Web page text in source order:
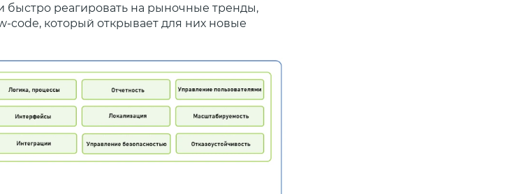
быстро реагировать на рыночные тренды,
code, который открывает для них новые